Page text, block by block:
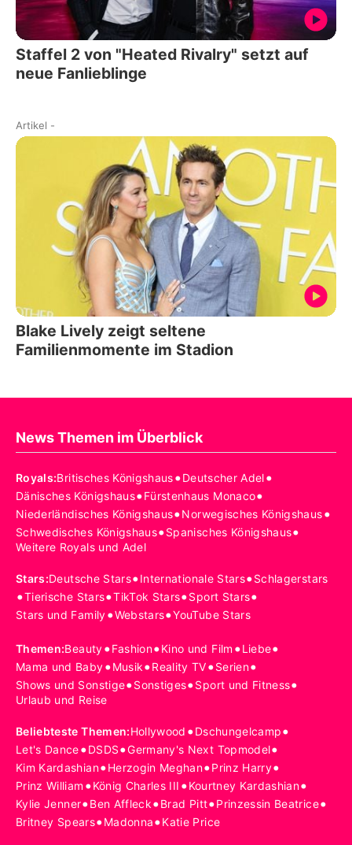
Staffel 2 von "Heated Rivalry" setzt auf
neue Fanlieblinge
Artikel -
Blake Lively zeigt seltene
Familienmomente im Stadion
News Themen im Überblick
Royals:Britisches Königshaus•Deutscher Adel•
Dänisches Königshaus•Fürstenhaus Monaco•
Niederländisches Königshaus•Norwegisches Königshaus•
Schwedisches Königshaus•Spanisches Königshaus•
Weitere Royals und Adel
Stars:Deutsche Stars•Internationale Stars•Schlagerstars
•Tierische Stars•TikTok Stars•Sport Stars•
Stars und Family•Webstars•YouTube Stars
Themen:Beauty•Fashion•Kino und Film •Liebe•
Mama und Baby•Musik•Reality TV•Serien•
Shows und Sonstige•Sonstiges•Sport und Fitness•
Urlaub und Reise
Beliebteste Themen:Hollywood •Dschungelcamp•
Let's Dance•DSDS•Germany's Next Topmodel•
Kim Kardashian•Herzogin Meghan•Prinz Harry•
Prinz William •König Charles III •Kourtney Kardashian•
Kylie Jenner•Ben Affleck•Brad Pitt•Prinzessin Beatrice•
Britney Spears•Madonna•Katie Price